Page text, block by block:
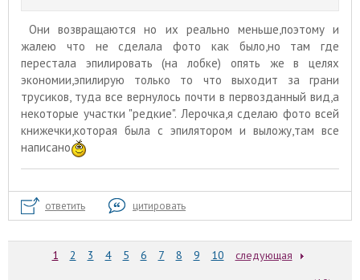
Они возвращаются но их реально меньше,поэтому и
жалею что не сделала фото как было,но там где
перестала эпилировать (на лобке) опять же в целях
экономии,эпилирую только то что выходит за грани
трусиков, туда все вернулось почти в первозданный вид,а
некоторые участки "редкие". Лерочка,я сделаю фото всей
книжечки,которая была с эпилятором и выложу,там все
написано
ответить цитировать
1 2 3 4 5 6 7 8 9 10
следующая